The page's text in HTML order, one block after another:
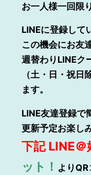
お一人様一回限
LINEに登録して
この機会にお友
週替わりLINE
（土・日・祝日
ます。
LINE友達登録で
更新予定お楽し
下記 LINE＠
ット！ より